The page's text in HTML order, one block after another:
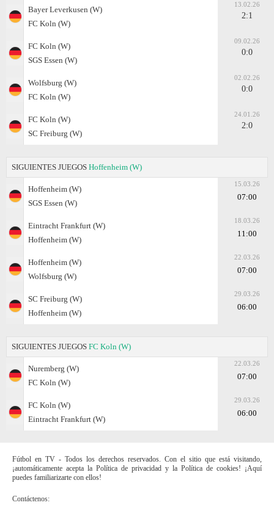
Bayer Leverkusen (W)
FC Koln (W)
13.02.26
2:1
FC Koln (W)
SGS Essen (W)
09.02.26
0:0
Wolfsburg (W)
FC Koln (W)
02.02.26
0:0
FC Koln (W)
SC Freiburg (W)
24.01.26
2:0
SIGUIENTES JUEGOS Hoffenheim (W)
Hoffenheim (W)
SGS Essen (W)
15.03.26
07:00
Eintracht Frankfurt (W)
Hoffenheim (W)
18.03.26
11:00
Hoffenheim (W)
Wolfsburg (W)
22.03.26
07:00
SC Freiburg (W)
Hoffenheim (W)
29.03.26
06:00
SIGUIENTES JUEGOS FC Koln (W)
Nuremberg (W)
FC Koln (W)
22.03.26
07:00
FC Koln (W)
Eintracht Frankfurt (W)
29.03.26
06:00
Fútbol en TV - Todos los derechos reservados. Con el sitio que está visitando,
¡automáticamente acepta la Política de privacidad y la Política de cookies! ¡Aquí
puedes familiarizarte con ellos!
Contáctenos: